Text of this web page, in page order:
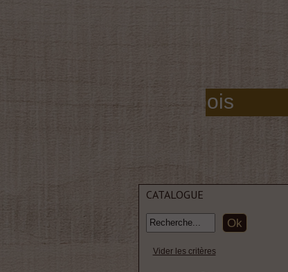
moulures bois
CATALOGUE
Vider les critères